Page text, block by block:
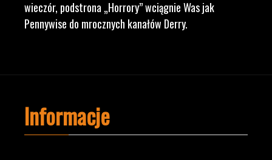
wieczór, podstrona „Horrory” wciągnie Was jak
Pennywise do mrocznych kanałów Derry.
Informacje